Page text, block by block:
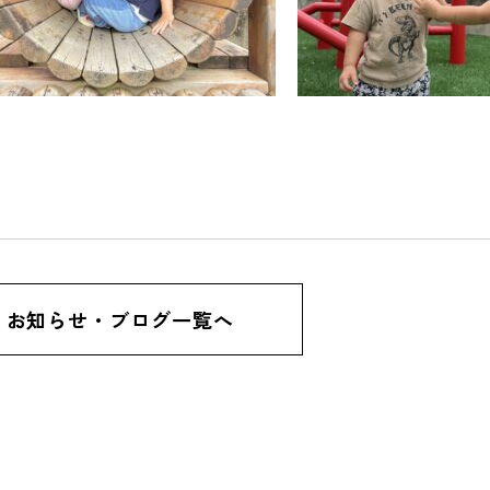
お知らせ・ブログ一覧へ